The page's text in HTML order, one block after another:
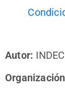
Autor: INDEC
Organización